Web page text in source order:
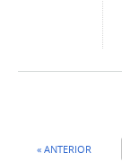
« ANTERIOR